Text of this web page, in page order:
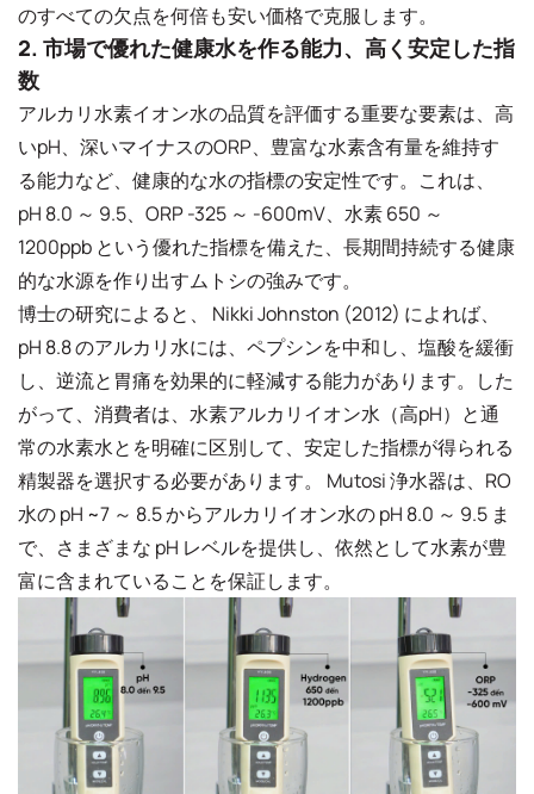
のすべての欠点を何倍も安い価格で克服します。
2. 市場で優れた健康水を作る能力、高く安定した指
数
アルカリ水素イオン水の品質を評価する重要な要素は、高
いpH、深いマイナスのORP、豊富な水素含有量を維持す
る能力など、健康的な水の指標の安定性です。これは、
pH 8.0 ～ 9.5、ORP -325 ～ -600mV、水素 650 ～
1200ppb という優れた指標を備えた、長期間持続する健康
的な水源を作り出すムトシの強みです。
博士の研究によると、 Nikki Johnston (2012) によれば、
pH 8.8 のアルカリ水には、ペプシンを中和し、塩酸を緩衝
し、逆流と胃痛を効果的に軽減する能力があります。した
がって、消費者は、水素アルカリイオン水（高pH）と通
常の水素水とを明確に区別して、安定した指標が得られる
精製器を選択する必要があります。 Mutosi 浄水器は、RO
水の pH ~7 ～ 8.5 からアルカリイオン水の pH 8.0 ～ 9.5 ま
で、さまざまな pH レベルを提供し、依然として水素が豊
富に含まれていることを保証します。